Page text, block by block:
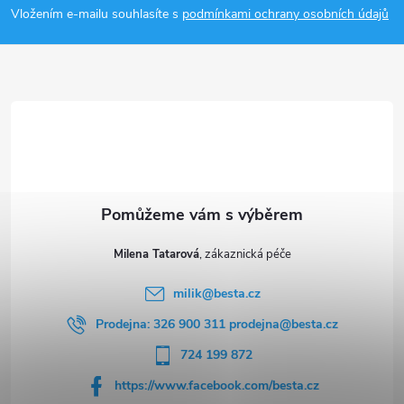
i
s
p
a
Vložením e-mailu souhlasíte s podmínkami ochrany osobních údajů
Milena Tatarová
milik@besta.cz
Prodejna: 326 900 311 prodejna@besta.cz
724 199 872
https://www.facebook.com/besta.cz